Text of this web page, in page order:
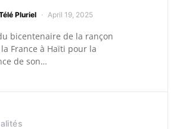
Pluriel April 19, 2025
bicentenaire de la rançon
France à Haïti pour la
de son…